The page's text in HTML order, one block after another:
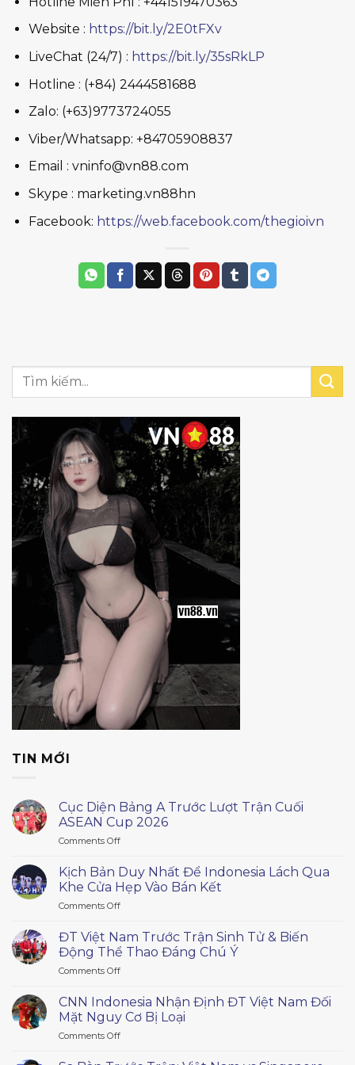
Website : https://bit.ly/2E0tFXv
LiveChat (24/7) : https://bit.ly/35sRkLP
Hotline : (+84) 2444581688
Zalo: (+63)9773724055
Viber/Whatsapp: +84705908837
Email : vninfo@vn88.com
Skype : marketing.vn88hn
Facebook: https://web.facebook.com/thegioivn
TIN MỚI
Cục Diện Bảng A Trước Lượt Trận Cuối
ASEAN Cup 2026
Comments Offon
Diện
Bảng
A
Trước
Trận
Cuối
Kịch Bản Duy Nhất Để Indonesia Lách Qua
Khe Cửa Hẹp Vào Bán Kết
Comments Offon
Bản
Duy
Nhất
Để
Lách
Qua
ĐT Việt Nam Trước Trận Sinh Tử & Biến
Động Thể Thao Đáng Chú Ý
Comments Offon
Việt
Nam
Trước
Trận
CNN Indonesia Nhận Định ĐT Việt Nam Đối
Mặt Nguy Cơ Bị Loại
Comments Offon
Indonesia